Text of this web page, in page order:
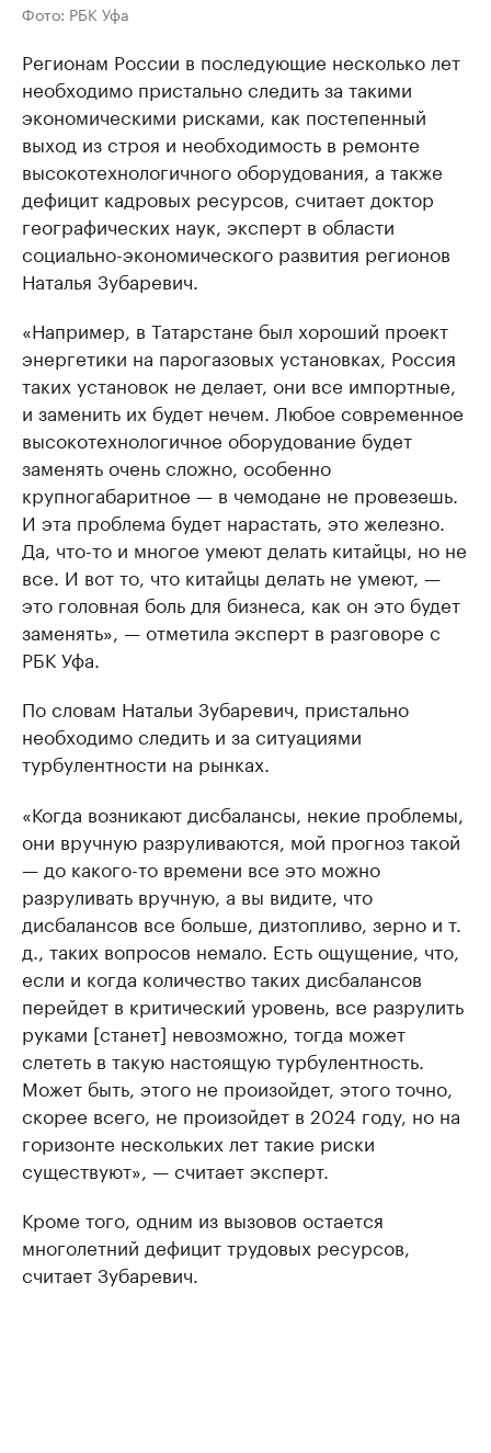
Фото: РБК Уфа
Регионам России в последующие несколько лет
необходимо пристально следить за такими
экономическими рисками, как постепенный
выход из строя и необходимость в ремонте
высокотехнологичного оборудования, а также
дефицит кадровых ресурсов, считает доктор
географических наук, эксперт в области
социально-экономического развития регионов
Наталья Зубаревич.
«Например, в Татарстане был хороший проект
энергетики на парогазовых установках, Россия
таких установок не делает, они все импортные,
и заменить их будет нечем. Любое современное
высокотехнологичное оборудование будет
заменять очень сложно, особенно
крупногабаритное — в чемодане не провезешь.
И эта проблема будет нарастать, это железно.
Да, что-то и многое умеют делать китайцы, но не
все. И вот то, что китайцы делать не умеют, —
это головная боль для бизнеса, как он это будет
заменять», — отметила эксперт в разговоре с
РБК Уфа.
По словам Натальи Зубаревич, пристально
необходимо следить и за ситуациями
турбулентности на рынках.
«Когда возникают дисбалансы, некие проблемы,
они вручную разруливаются, мой прогноз такой
— до какого-то времени все это можно
разруливать вручную, а вы видите, что
дисбалансов все больше, дизтопливо, зерно и т.
д., таких вопросов немало. Есть ощущение, что,
если и когда количество таких дисбалансов
перейдет в критический уровень, все разрулить
руками [станет] невозможно, тогда может
слететь в такую настоящую турбулентность.
Может быть, этого не произойдет, этого точно,
скорее всего, не произойдет в 2024 году, но на
горизонте нескольких лет такие риски
существуют», — считает эксперт.
Кроме того, одним из вызовов остается
многолетний дефицит трудовых ресурсов,
считает Зубаревич.